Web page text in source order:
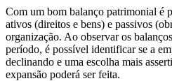
Com um bom balanço patrimonial é
ativos (direitos e bens) e passivos
organização. Ao observar os
período, é possível identificar se a
declinando e uma escolha mais
expansão poderá ser feita.